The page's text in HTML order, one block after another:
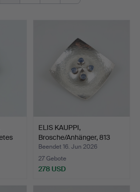
ELIS KAUPPI,
Brosche/Anhänger, 813
Silber,…
Beendet 16. Jun 2026
27 Gebote
278 USD